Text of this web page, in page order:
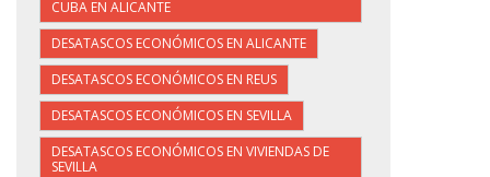
CUBA EN ALICANTE
DESATASCOS ECONÓMICOS EN ALICANTE
DESATASCOS ECONÓMICOS EN REUS
DESATASCOS ECONÓMICOS EN SEVILLA
DESATASCOS ECONÓMICOS EN VIVIENDAS DE
SEVILLA